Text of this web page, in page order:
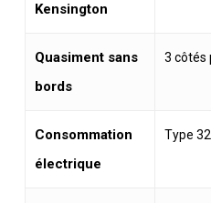
Kensington
Quasiment sans
bords
3 côtés
Consommation
électrique
Type 32